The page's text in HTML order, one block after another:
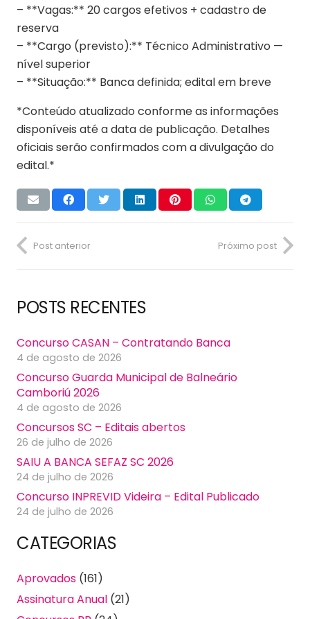
– **Vagas:** 20 cargos efetivos + cadastro de
reserva
– **Cargo (previsto):** Técnico Administrativo —
nível superior
– **Situação:** Banca definida; edital em breve
*Conteúdo atualizado conforme as informações
disponíveis até a data de publicação. Detalhes
oficiais serão confirmados com a divulgação do
edital.*
Post anterior Próximo post
POSTS RECENTES
Concurso CASAN – Contratando Banca
4 de agosto de 2026
Concurso Guarda Municipal de Balneário
Camboriú 2026
4 de agosto de 2026
Concursos SC – Editais abertos
26 de julho de 2026
SAIU A BANCA SEFAZ SC 2026
24 de julho de 2026
Concurso INPREVID Videira – Edital Publicado
24 de julho de 2026
CATEGORIAS
Aprovados (161)
Assinatura Anual (21)